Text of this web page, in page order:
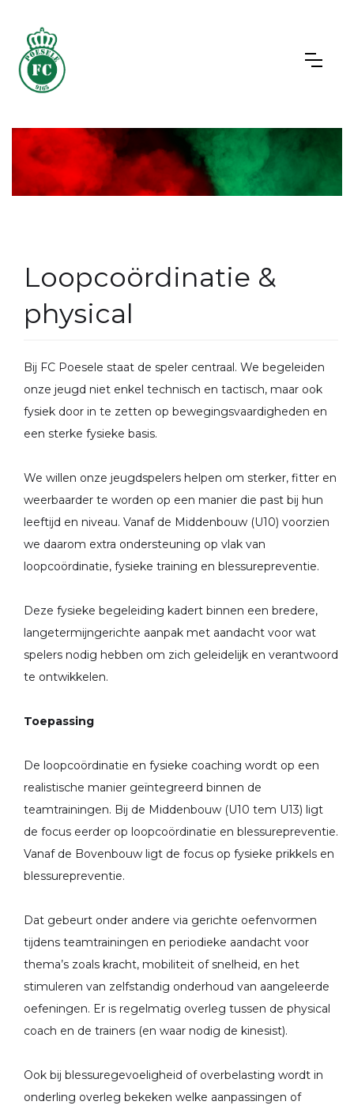
Loopcoördinatie &
physical
Bij FC Poesele staat de speler centraal. We begeleiden
onze jeugd niet enkel technisch en tactisch, maar ook
fysiek door in te zetten op bewegingsvaardigheden en
een sterke fysieke basis.
We willen onze jeugdspelers helpen om sterker, fitter en
weerbaarder te worden op een manier die past bij hun
leeftijd en niveau. Vanaf de Middenbouw (U10) voorzien
we daarom extra ondersteuning op vlak van
loopcoördinatie, fysieke training en blessurepreventie.
Deze fysieke begeleiding kadert binnen een bredere,
langetermijngerichte aanpak met aandacht voor wat
spelers nodig hebben om zich geleidelijk en verantwoord
te ontwikkelen.
Toepassing
De loopcoördinatie en fysieke coaching wordt op een
realistische manier geïntegreerd binnen de
teamtrainingen. Bij de Middenbouw (U10 tem U13) ligt
de focus eerder op loopcoördinatie en blessurepreventie.
Vanaf de Bovenbouw ligt de focus op fysieke prikkels en
blessurepreventie.
Dat gebeurt onder andere via gerichte oefenvormen
tijdens teamtrainingen en periodieke aandacht voor
thema’s zoals kracht, mobiliteit of snelheid, en het
stimuleren van zelfstandig onderhoud van aangeleerde
oefeningen. Er is regelmatig overleg tussen de physical
coach en de trainers (en waar nodig de kinesist).
Ook bij blessuregevoeligheid of overbelasting wordt in
onderling overleg bekeken welke aanpassingen of